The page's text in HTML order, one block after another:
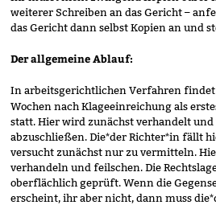
weiterer Schreiben an das Gericht –
das Gericht dann selbst Kopien an und
Der allgemeine Ablauf:
In arbeitsgerichtlichen Verfahren findet
Wochen nach Klageeinreichung als
statt. Hier wird zunächst verhandelt
abzuschließen. Die*der Richter*in fällt
versucht zunächst nur zu vermitteln.
verhandeln und feilschen. Die
oberflächlich geprüft. Wenn die
erscheint, ihr aber nicht, dann muss